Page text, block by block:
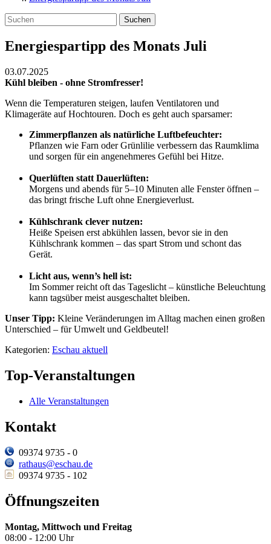
Suchen
Energiespartipp des Monats Juli
03.07.2025
Kühl bleiben - ohne Stromfresser!
Wenn die Temperaturen steigen, laufen Ventilatoren und
Klimageräte auf Hochtouren. Doch es geht auch sparsamer:
Zimmerpflanzen als natürliche Luftbefeuchter:
Pflanzen wie Farn oder Grünlilie verbessern das Raumklima
und sorgen für ein angenehmeres Gefühl bei Hitze.
Querlüften statt Dauerlüften:
Morgens und abends für 5–10 Minuten alle Fenster öffnen –
das bringt frische Luft ohne Energieverlust.
Kühlschrank clever nutzen:
Heiße Speisen erst abkühlen lassen, bevor sie in den
Kühlschrank kommen – das spart Strom und schont das
Gerät.
Licht aus, wenn’s hell ist:
Im Sommer reicht oft das Tageslicht – künstliche Beleuchtung
kann tagsüber meist ausgeschaltet bleiben.
Unser Tipp: Kleine Veränderungen im Alltag machen einen großen
Unterschied – für Umwelt und Geldbeutel!
Kategorien: Eschau aktuell
Top-Veranstaltungen
Alle Veranstaltungen
Kontakt
09374 9735 - 0
rathaus@eschau.de
09374 9735 - 102
Öffnungszeiten
Montag, Mittwoch und Freitag
08:00 - 12:00 Uhr